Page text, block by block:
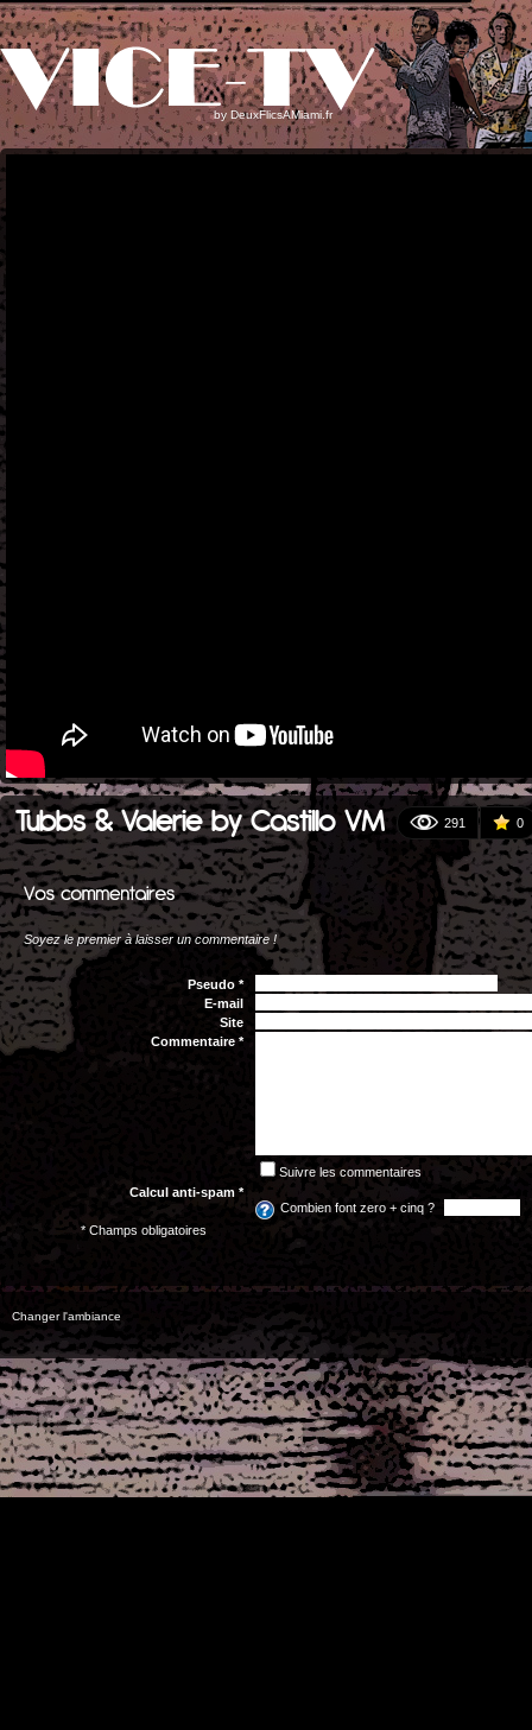
by DeuxFlicsAMiami.fr
Tubbs & Valerie by Castillo VM 291 0
Soyez le premier à laisser un commentaire !
Pseudo *
E-mail
Site
Commentaire *
Suivre les commentaires
Calcul anti-spam *
Combien font zero + cinq ?
* Champs obligatoires
Changer l'ambiance